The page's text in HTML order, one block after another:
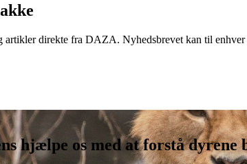
direkte fra DAZA. Nyhedsbrevet kan til
hjælpe os med at forstå dyrene